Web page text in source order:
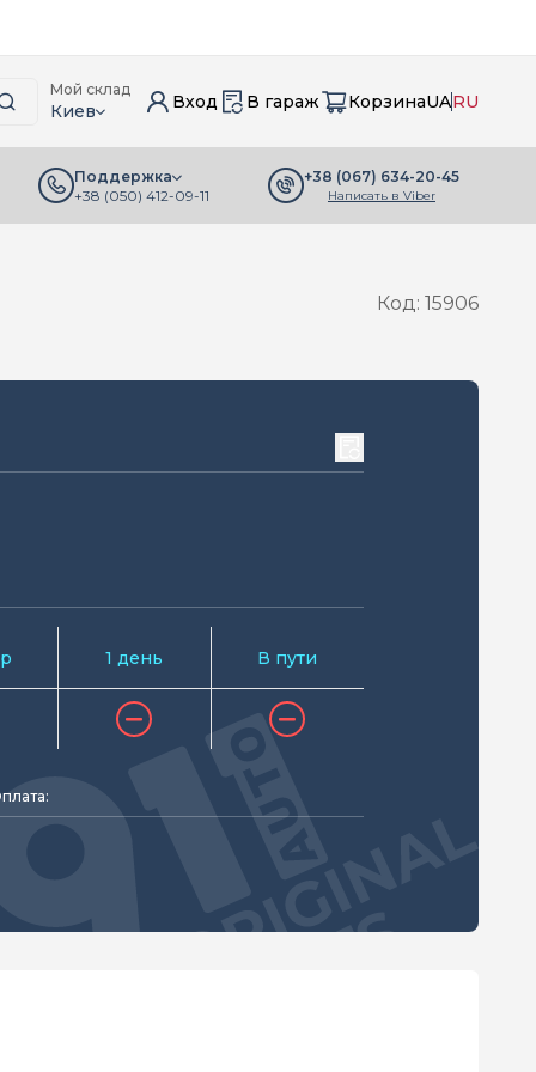
Мой склад
Киев Вход В гараж КорзинаUARU
Поддержка
+38 (050) 412-09-11
+38 (067) 634-20-45
Написать в Viber
Код: 15906
1 день В пути